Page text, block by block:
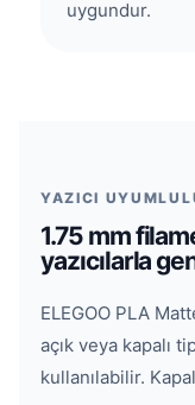
uygundur.
YAZICI
1.75 mm
yazıcılarla
ELEGOO PLA
açık veya kapalı
kullanılabilir.